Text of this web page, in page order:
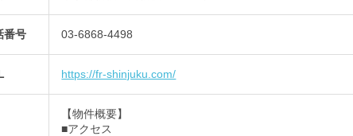
番号 03-6868-4498
https://fr-shinjuku.com/
【物件概要】
■アクセス